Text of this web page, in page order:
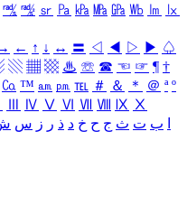
㎮ ㎯ ㏛ ㎩ ㎪ ㎫ ㎬ ㏝ ㏐
㏓
← ↑ ↓ ↔ 〓 ◁ ◀ ▷ ▶ ♤
▧ ▦ ▩ ♨ ☏ ☎ ☜ ☞ ¶ †
㏇ ™ ㏂ ㏘ ℡ ＃ ＆ ＊ ＠ ª º
Ⅳ Ⅴ Ⅵ Ⅶ Ⅷ Ⅸ Ⅹ
ب ت ث ج ح خ د ذ ر ز س